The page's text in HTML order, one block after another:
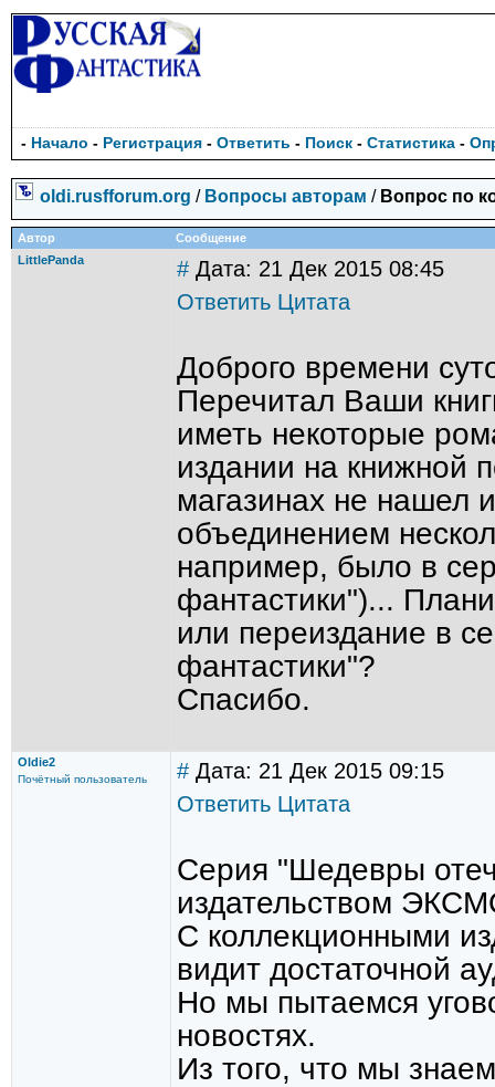
- Начало - Регистрация - Ответить - Поиск - Статистика -
oldi.rusfforum.org / Вопросы авторам / Вопрос по
Автор
Сообщение
LittlePanda
# Дата: 21 Дек 2015 08:45
Ответить Цитата
Доброго времени
Перечитал Ваши
иметь некоторые
издании на книжной
магазинах не нашел
объединением
например, было в
фантастики")...
или переиздание в
фантастики"?
Спасибо.
Oldie2
Почётный пользователь # Дата: 21 Дек 2015 09:15
Ответить Цитата
Серия "Шедевры
издательством
С коллекционными
видит достаточной
Но мы пытаемся
новостях.
Из того, что мы